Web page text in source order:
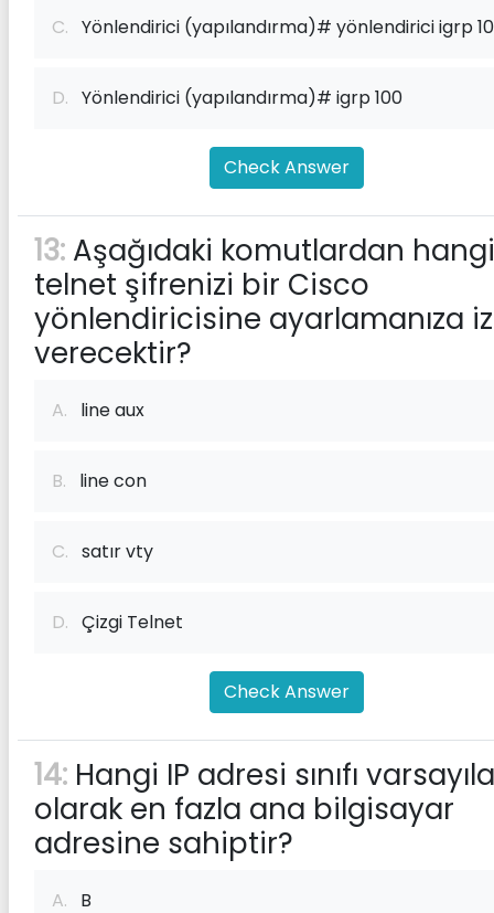
C. Yönlendirici (yapılandırma)# yönlendirici igrp
D. Yönlendirici (yapılandırma)# igrp 100
Check Answer
13: Aşağıdaki komutlardan
telnet şifrenizi bir Cisco
yönlendiricisine ayarlamanıza
verecektir?
A. line aux
B. line con
C. satır vty
D. Çizgi Telnet
Check Answer
14: Hangi IP adresi sınıfı
olarak en fazla ana bilgisayar
adresine sahiptir?
A. B